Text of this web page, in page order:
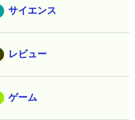
サイエンス
レビュー
ゲーム